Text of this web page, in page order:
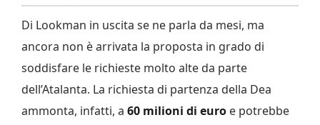
Di Lookman in uscita se ne parla da mesi, ma
ancora non è arrivata la proposta in grado di
soddisfare le richieste molto alte da parte
dell’Atalanta. La richiesta di partenza della Dea
ammonta, infatti, a 60 milioni di euro e potrebbe